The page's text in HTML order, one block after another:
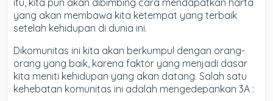
itu, kita pun akan dibimbing cara mendapatkan harta
yang akan membawa kita ketempat yang terbaik
setelah kehidupan di dunia ini.
Dikomunitas ini kita akan berkumpul dengan orang-
orang yang baik, karena faktor yang menjadi dasar
kita meniti kehidupan yang akan datang. Salah satu
kehebatan komunitas ini adalah mengedepankan 3A :